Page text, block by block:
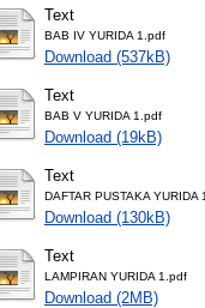
Text
BAB IV YURIDA 1.pdf
Download (537kB)
Text
BAB V YURIDA 1.pdf
Download (19kB)
Text
DAFTAR PUSTAKA YURIDA
Download (130kB)
Text
LAMPIRAN YURIDA 1.pdf
Download (2MB)